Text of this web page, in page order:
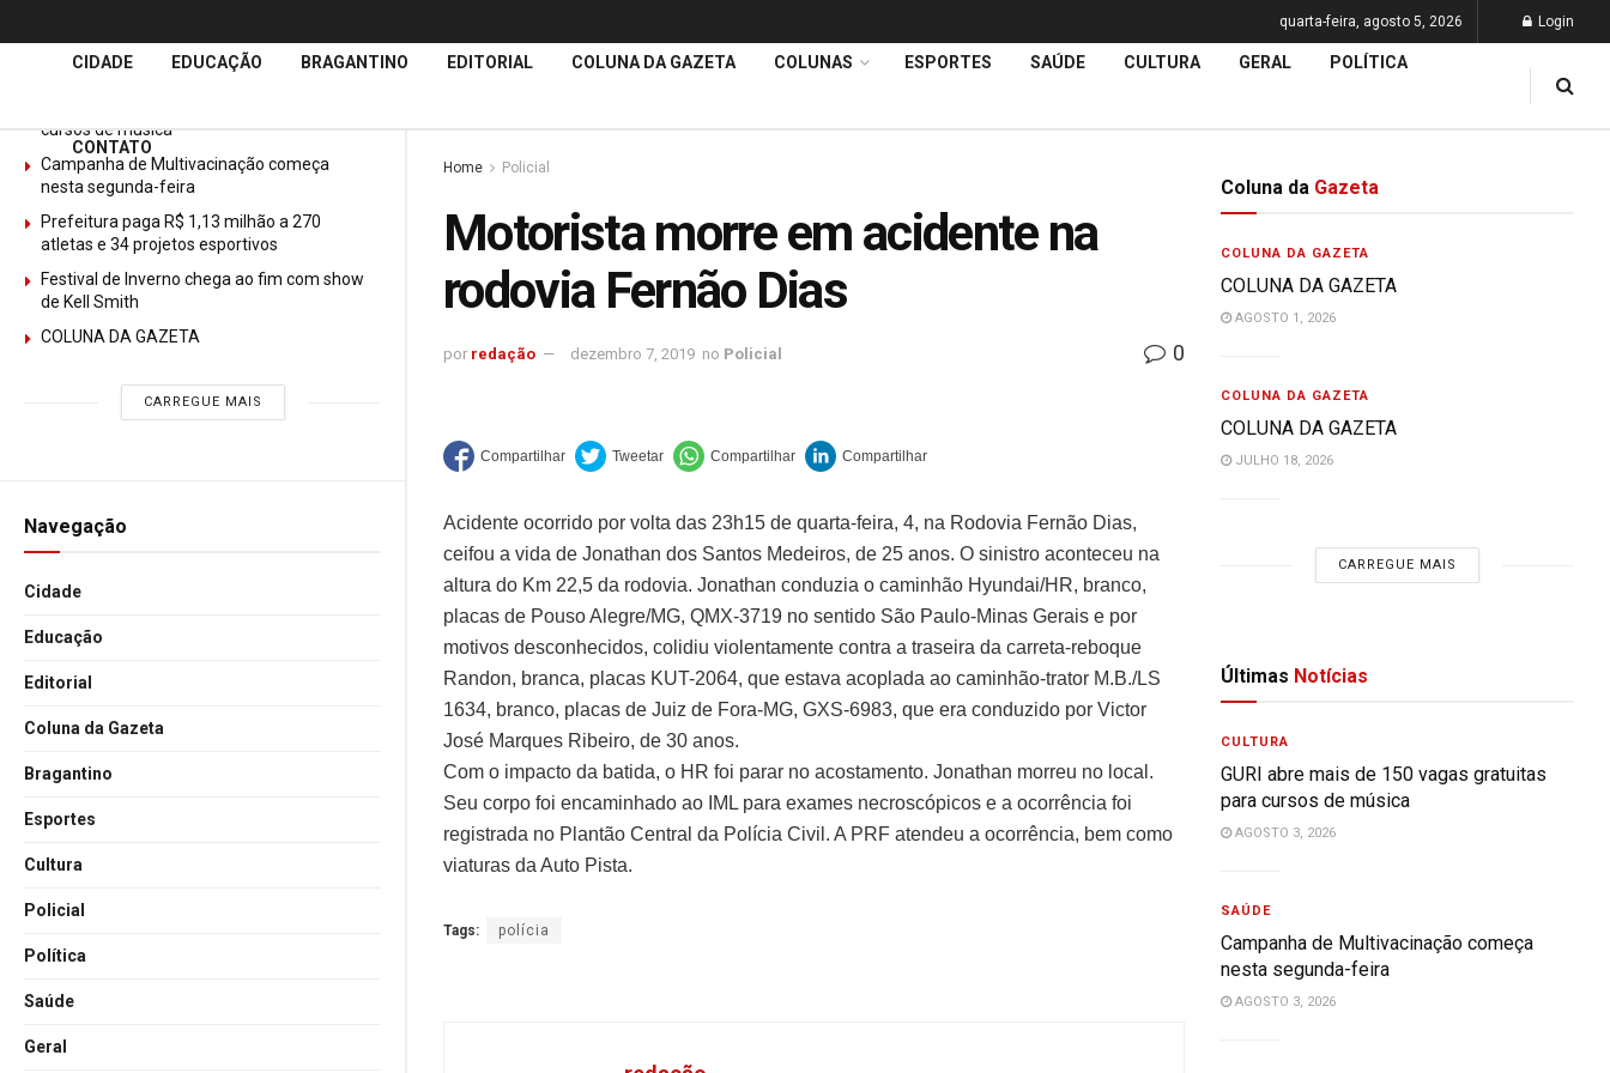
ÚltimasNotícias
cursos de música
Campanha de Multivacinação começa
nesta segunda-feira
Prefeitura paga R$ 1,13 milhão a 270
atletas e 34 projetos esportivos
Festival de Inverno chega ao fim com show
de Kell Smith
COLUNA DA GAZETA
CARREGUE MAIS
Navegação
Cidade
Educação
Editorial
Coluna da Gazeta
Bragantino
Esportes
Cultura
Policial
Política
Saúde
Geral
quarta-feira, agosto 5, 2026 Login
CIDADE EDUCAÇÃO BRAGANTINO EDITORIAL COLUNA DA GAZETA COLUNAS ESPORTES SAÚDE CULTURA GERAL POLÍTICA
CONTATO
Home Policial
Motorista morre em acidente na
rodovia Fernão Dias
por redação dezembro 7, 2019 no Policial 0
Acidente ocorrido por volta das 23h15 de quarta-feira, 4, na Rodovia Fernão Dias,
ceifou a vida de Jonathan dos Santos Medeiros, de 25 anos. O sinistro aconteceu na
altura do Km 22,5 da rodovia. Jonathan conduzia o caminhão Hyundai/HR, branco,
placas de Pouso Alegre/MG, QMX-3719 no sentido São Paulo-Minas Gerais e por
motivos desconhecidos, colidiu violentamente contra a traseira da carreta-reboque
Randon, branca, placas KUT-2064, que estava acoplada ao caminhão-trator M.B./LS
1634, branco, placas de Juiz de Fora-MG, GXS-6983, que era conduzido por Victor
José Marques Ribeiro, de 30 anos.
Com o impacto da batida, o HR foi parar no acostamento. Jonathan morreu no local.
Seu corpo foi encaminhado ao IML para exames necroscópicos e a ocorrência foi
registrada no Plantão Central da Polícia Civil. A PRF atendeu a ocorrência, bem como
viaturas da Auto Pista.
Tags: polícia
Coluna da Gazeta
COLUNA DA GAZETA
COLUNA DA GAZETA
AGOSTO 1, 2026
COLUNA DA GAZETA
COLUNA DA GAZETA
JULHO 18, 2026
CARREGUE MAIS
Últimas Notícias
CULTURA
GURI abre mais de 150 vagas gratuitas
para cursos de música
AGOSTO 3, 2026
SAÚDE
Campanha de Multivacinação começa
nesta segunda-feira
AGOSTO 3, 2026